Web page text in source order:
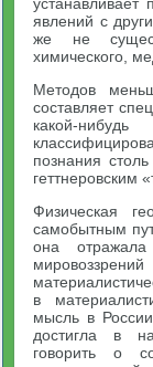
явлений с
же не
химического,
Методов
составляет
какой-
познания
геттнеровским
Физическая
самобытным
она
в
мысль в
достигла в
говорить о